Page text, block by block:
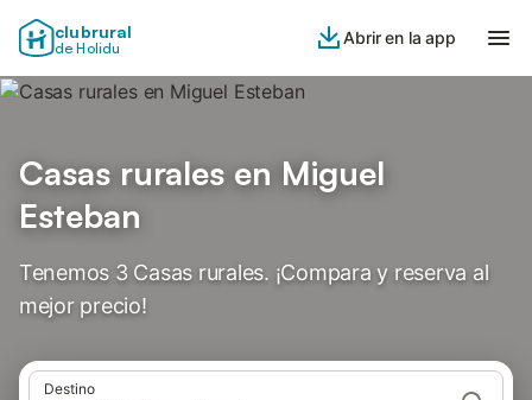
clubrural
de Holidu
Abrir en la app
Casas rurales en Miguel
Esteban
Tenemos 3 Casas rurales. ¡Compara y reserva al
mejor precio!
Destino